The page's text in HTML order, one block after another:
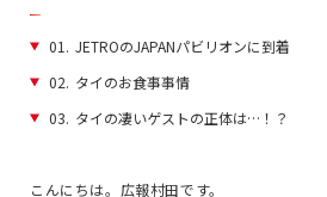
01. JETROのJAPANパビリオンに到着
02. タイのお食事事情
03. タイの凄いゲストの正体は…！？
こんにちは。広報村田です。